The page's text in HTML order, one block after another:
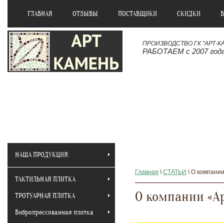
ГЛАВНАЯ ОТЗЫВЫ ПОСТАВЩИКИ СКИДКИ
ПРОИЗВОДСТВО ГК "АРТ-
РАБОТАЕМ с 2007
НАША ПРОДУКЦИЯ:
ТАКТИЛЬНАЯ ПЛИТКА
ТРОТУАРНАЯ ПЛИТКА
Вибропрессованная плитка
Главная \СТАТЬИ \ О компании
О компании